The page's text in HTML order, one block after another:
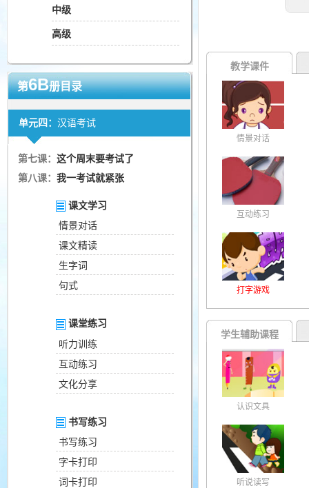
中级
高级
第6B册目录
单元四： 汉语考试
第七课： 这个周末要考试了
第八课： 我一考试就紧张
课文学习
情景对话
课文精读
生字词
句式
课堂练习
听力训练
互动练习
文化分享
书写练习
书写练习
字卡打印
词卡打印
教学课件
情景对话
互动练习
打字游戏
学生辅助课程
认识文具
听说读写